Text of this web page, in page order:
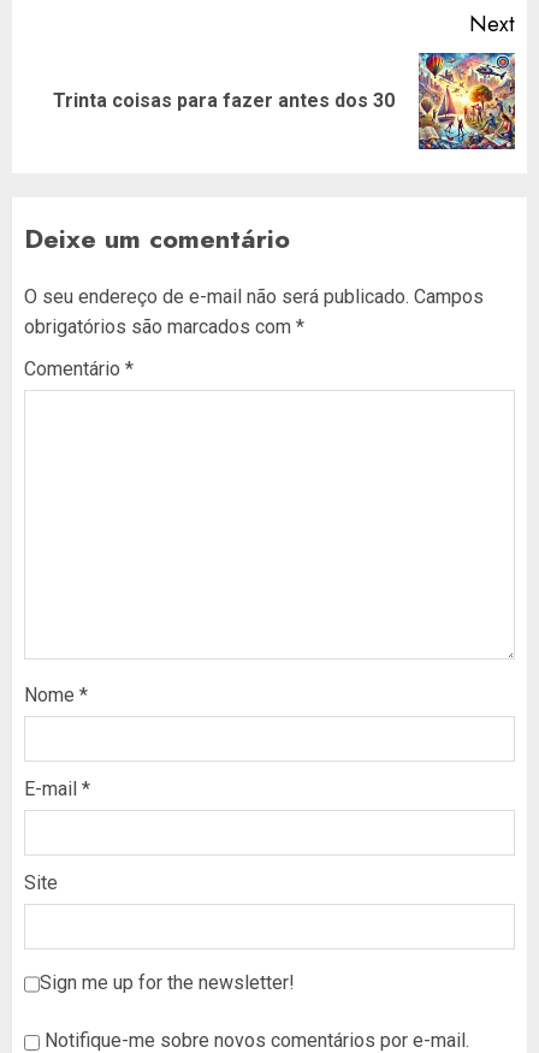
Next
NextTrinta coisas para fazer antes dos 30
Deixe um comentário
O seu endereço de e-mail não será publicado. Campos
obrigatórios são marcados com *
Comentário *
Nome *
E-mail *
Site
Sign me up for the newsletter!
Notifique-me sobre novos comentários por e-mail.